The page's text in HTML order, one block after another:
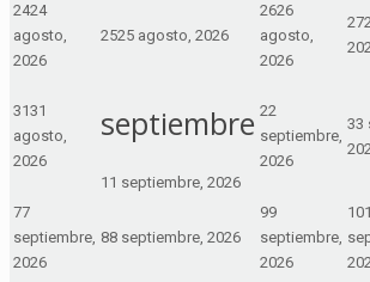
2424
agosto,
2026
2525 agosto, 2026
2626
agosto,
2026
27
3131
agosto,
2026
septiembre
1 1 septiembre, 2026
22
septiembre,
2026
33
77
septiembre,
2026
88 septiembre, 2026
99
septiembre,
2026
10